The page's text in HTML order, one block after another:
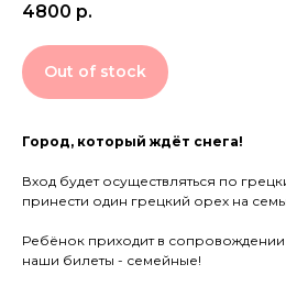
4800 р.
Out of stock
Город, который ждёт снега!
Вход будет осуществляться по
принести один грецкий орех на
Ребёнок приходит в
наши билеты - семейные!